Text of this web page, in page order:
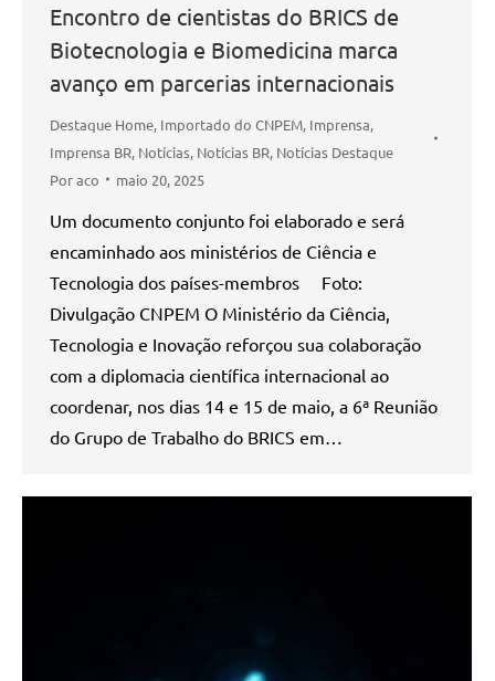
Encontro de cientistas do BRICS de
Biotecnologia e Biomedicina marca
avanço em parcerias internacionais
Destaque Home, Importado do CNPEM, Imprensa,
Imprensa BR, Notícias, Notícias BR, Notícias Destaque
Poraco maio 20, 2025
Um documento conjunto foi elaborado e será
encaminhado aos ministérios de Ciência e
Tecnologia dos países-membros Foto:
Divulgação CNPEM O Ministério da Ciência,
Tecnologia e Inovação reforçou sua colaboração
com a diplomacia científica internacional ao
coordenar, nos dias 14 e 15 de maio, a 6ª Reunião
do Grupo de Trabalho do BRICS em…